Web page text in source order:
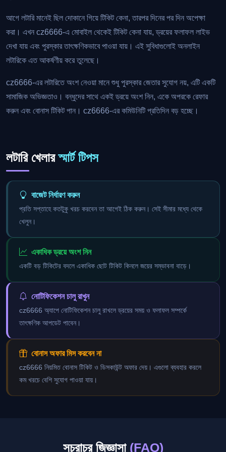
আগে লটারি মানেই ছিল দোকানে গিয়ে টিকিট কেনা, তারপর দিনের পর দিন অপেক্ষা
করা। এখন cz6666-এ মোবাইল থেকেই টিকিট কেনা যায়, ড্রয়ের ফলাফল লাইভ
দেখা যায় এবং পুরস্কার তাৎক্ষণিকভাবে পাওয়া যায়। এই সুবিধাগুলোই অনলাইন
লটারিকে এত আকর্ষণীয় করে তুলেছে।
cz6666-এর লটারিতে অংশ নেওয়া মানে শুধু পুরস্কার জেতার সুযোগ নয়, এটি একটি
সামাজিক অভিজ্ঞতাও। বন্ধুদের সাথে একই ড্রয়ে অংশ নিন, একে অপরকে রেফার
করুন এবং বোনাস টিকিট পান। cz6666-এর কমিউনিটি প্রতিদিন বড় হচ্ছে।
লটারি খেলারস্মার্ট টিপস
বাজেট নির্ধারণ করুন
প্রতি সপ্তাহে কতটুকু খরচ করবেন তা আগেই ঠিক করুন। সেই সীমার মধ্যে থেকে
খেলুন।
একাধিক ড্রয়ে অংশ নিন
একটি বড় টিকিটের বদলে একাধিক ছোট টিকিট কিনলে জয়ের সম্ভাবনা বাড়ে।
নোটিফিকেশন চালু রাখুন
cz6666 অ্যাপে নোটিফিকেশন চালু রাখলে ড্রয়ের সময় ও ফলাফল সম্পর্কে
তাৎক্ষণিক আপডেট পাবেন।
বোনাস অফার মিস করবেন না
cz6666 নিয়মিত বোনাস টিকিট ও ডিসকাউন্ট অফার দেয়। এগুলো ব্যবহার করলে
কম খরচে বেশি সুযোগ পাওয়া যায়।
সচরাচর জিজ্ঞাসা (FAQ)